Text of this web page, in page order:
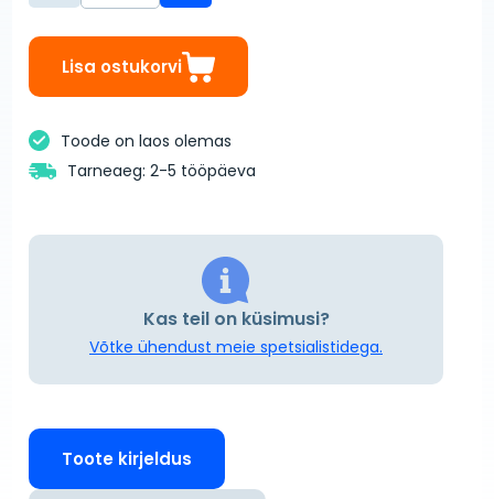
Lisa ostukorvi
Toode on laos olemas
Tarneaeg: 2-5 tööpäeva
Kas teil on küsimusi?
Võtke ühendust meie spetsialistidega.
Toote kirjeldus